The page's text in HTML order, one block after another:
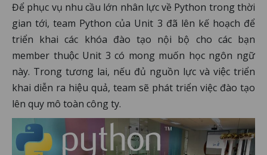
Để phục vụ nhu cầu lớn nhân lực về Python trong thời
gian tới, team Python của Unit 3 đã lên kế hoạch để
triển khai các khóa đào tạo nội bộ cho các bạn
member thuộc Unit 3 có mong muốn học ngôn ngữ
này. Trong tương lai, nếu đủ nguồn lực và việc triển
khai diễn ra hiệu quả, team sẽ phát triển việc đào tạo
lên quy mô toàn công ty.